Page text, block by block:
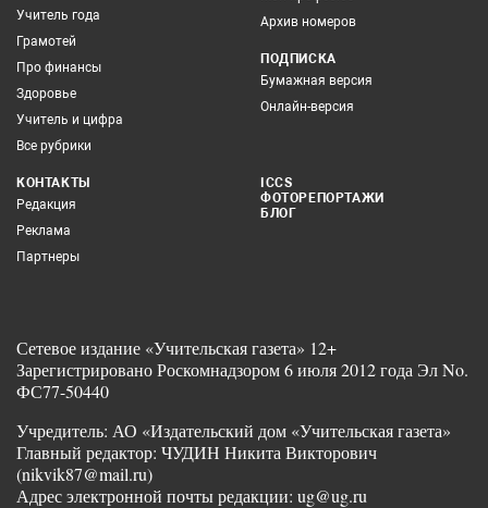
Учитель года
Грамотей
Про финансы
Здоровье
Учитель и цифра
Все рубрики
Архив номеров
ПОДПИСКА
Бумажная версия
Онлайн-версия
КОНТАКТЫ
Редакция
Реклама
Партнеры
ICCS
ФОТОРЕПОРТАЖИ
БЛОГ
Сетевое издание «Учительская газета» 12+
Зарегистрировано Роскомнадзором 6 июля 2012 года Эл No.
ФС77-50440
Учредитель: АО «Издательский дом «Учительская газета»
Главный редактор: ЧУДИН Никита Викторович
(nikvik87@mail.ru)
Адрес электронной почты редакции: ug@ug.ru